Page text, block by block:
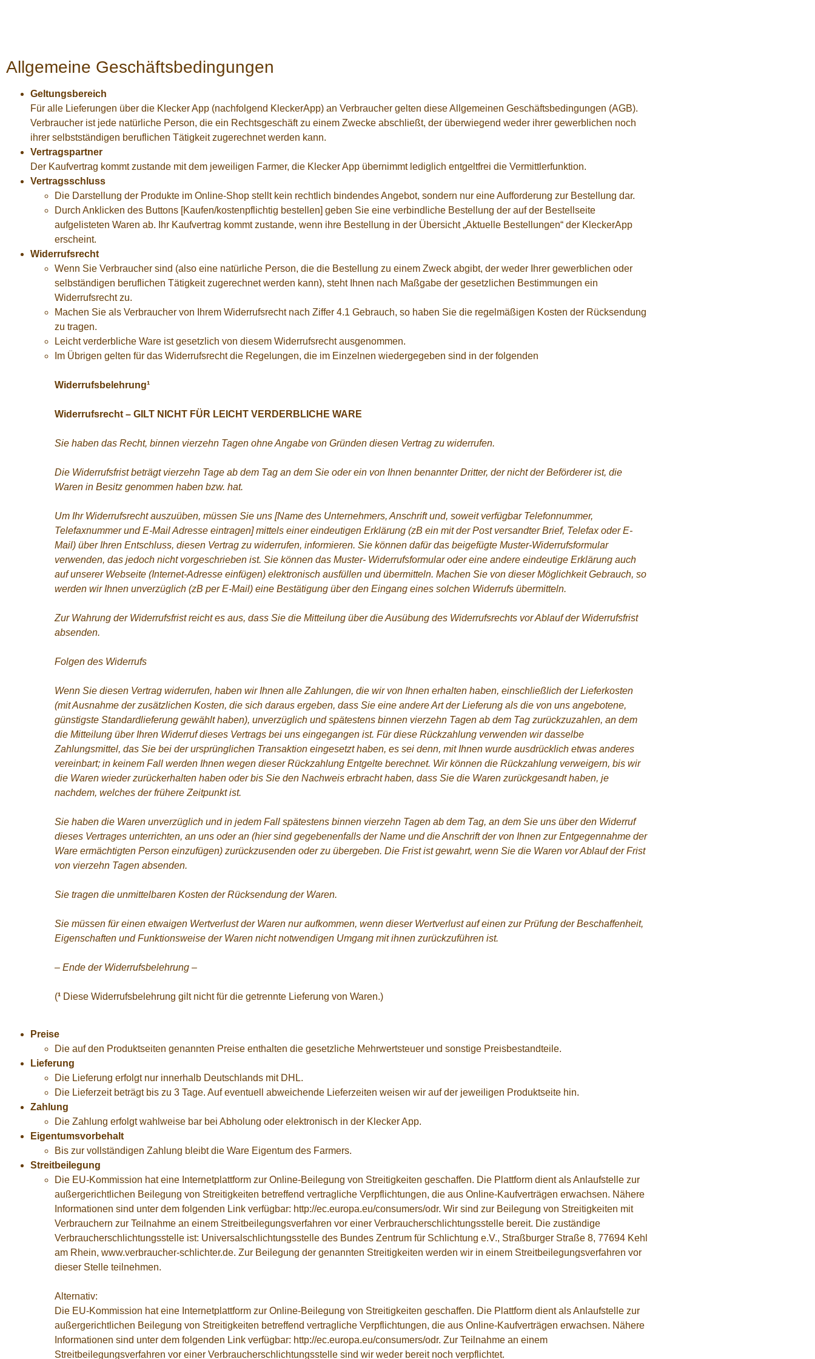
Allgemeine Geschäftsbedingungen
Geltungsbereich
Für alle Lieferungen über die Klecker App (nachfolgend KleckerApp) an Verbraucher gelten diese Allgemeinen Geschäftsbedingungen (AGB).
Verbraucher ist jede natürliche Person, die ein Rechtsgeschäft zu einem Zwecke abschließt, der überwiegend weder ihrer gewerblichen noch
ihrer selbstständigen beruflichen Tätigkeit zugerechnet werden kann.
Vertragspartner
Der Kaufvertrag kommt zustande mit dem jeweiligen Farmer, die Klecker App übernimmt lediglich entgeltfrei die Vermittlerfunktion.
Vertragsschluss
Die Darstellung der Produkte im Online-Shop stellt kein rechtlich bindendes Angebot, sondern nur eine Aufforderung zur Bestellung dar.
Durch Anklicken des Buttons [Kaufen/kostenpflichtig bestellen] geben Sie eine verbindliche Bestellung der auf der Bestellseite
aufgelisteten Waren ab. Ihr Kaufvertrag kommt zustande, wenn ihre Bestellung in der Übersicht „Aktuelle Bestellungen“ der KleckerApp
erscheint.
Widerrufsrecht
Wenn Sie Verbraucher sind (also eine natürliche Person, die die Bestellung zu einem Zweck abgibt, der weder Ihrer gewerblichen oder
selbständigen beruflichen Tätigkeit zugerechnet werden kann), steht Ihnen nach Maßgabe der gesetzlichen Bestimmungen ein
Widerrufsrecht zu.
Machen Sie als Verbraucher von Ihrem Widerrufsrecht nach Ziffer 4.1 Gebrauch, so haben Sie die regelmäßigen Kosten der Rücksendung
zu tragen.
Leicht verderbliche Ware ist gesetzlich von diesem Widerrufsrecht ausgenommen.
Im Übrigen gelten für das Widerrufsrecht die Regelungen, die im Einzelnen wiedergegeben sind in der folgenden
Widerrufsbelehrung¹
Widerrufsrecht – GILT NICHT FÜR LEICHT VERDERBLICHE WARE
Sie haben das Recht, binnen vierzehn Tagen ohne Angabe von Gründen diesen Vertrag zu widerrufen.
Die Widerrufsfrist beträgt vierzehn Tage ab dem Tag an dem Sie oder ein von Ihnen benannter Dritter, der nicht der Beförderer ist, die
Waren in Besitz genommen haben bzw. hat.
Um Ihr Widerrufsrecht auszuüben, müssen Sie uns [Name des Unternehmers, Anschrift und, soweit verfügbar Telefonnummer,
Telefaxnummer und E-Mail Adresse eintragen] mittels einer eindeutigen Erklärung (zB ein mit der Post versandter Brief, Telefax oder E-
Mail) über Ihren Entschluss, diesen Vertrag zu widerrufen, informieren. Sie können dafür das beigefügte Muster-Widerrufsformular
verwenden, das jedoch nicht vorgeschrieben ist. Sie können das Muster- Widerrufsformular oder eine andere eindeutige Erklärung auch
auf unserer Webseite (Internet-Adresse einfügen) elektronisch ausfüllen und übermitteln. Machen Sie von dieser Möglichkeit Gebrauch, so
werden wir Ihnen unverzüglich (zB per E-Mail) eine Bestätigung über den Eingang eines solchen Widerrufs übermitteln.
Zur Wahrung der Widerrufsfrist reicht es aus, dass Sie die Mitteilung über die Ausübung des Widerrufsrechts vor Ablauf der Widerrufsfrist
absenden.
Folgen des Widerrufs
Wenn Sie diesen Vertrag widerrufen, haben wir Ihnen alle Zahlungen, die wir von Ihnen erhalten haben, einschließlich der Lieferkosten
(mit Ausnahme der zusätzlichen Kosten, die sich daraus ergeben, dass Sie eine andere Art der Lieferung als die von uns angebotene,
günstigste Standardlieferung gewählt haben), unverzüglich und spätestens binnen vierzehn Tagen ab dem Tag zurückzuzahlen, an dem
die Mitteilung über Ihren Widerruf dieses Vertrags bei uns eingegangen ist. Für diese Rückzahlung verwenden wir dasselbe
Zahlungsmittel, das Sie bei der ursprünglichen Transaktion eingesetzt haben, es sei denn, mit Ihnen wurde ausdrücklich etwas anderes
vereinbart; in keinem Fall werden Ihnen wegen dieser Rückzahlung Entgelte berechnet. Wir können die Rückzahlung verweigern, bis wir
die Waren wieder zurückerhalten haben oder bis Sie den Nachweis erbracht haben, dass Sie die Waren zurückgesandt haben, je
nachdem, welches der frühere Zeitpunkt ist.
Sie haben die Waren unverzüglich und in jedem Fall spätestens binnen vierzehn Tagen ab dem Tag, an dem Sie uns über den Widerruf
dieses Vertrages unterrichten, an uns oder an (hier sind gegebenenfalls der Name und die Anschrift der von Ihnen zur Entgegennahme der
Ware ermächtigten Person einzufügen) zurückzusenden oder zu übergeben. Die Frist ist gewahrt, wenn Sie die Waren vor Ablauf der Frist
von vierzehn Tagen absenden.
Sie tragen die unmittelbaren Kosten der Rücksendung der Waren.
Sie müssen für einen etwaigen Wertverlust der Waren nur aufkommen, wenn dieser Wertverlust auf einen zur Prüfung der Beschaffenheit,
Eigenschaften und Funktionsweise der Waren nicht notwendigen Umgang mit ihnen zurückzuführen ist.
– Ende der Widerrufsbelehrung –
(¹ Diese Widerrufsbelehrung gilt nicht für die getrennte Lieferung von Waren.)
Preise
Die auf den Produktseiten genannten Preise enthalten die gesetzliche Mehrwertsteuer und sonstige Preisbestandteile.
Lieferung
Die Lieferung erfolgt nur innerhalb Deutschlands mit DHL.
Die Lieferzeit beträgt bis zu 3 Tage. Auf eventuell abweichende Lieferzeiten weisen wir auf der jeweiligen Produktseite hin.
Zahlung
Die Zahlung erfolgt wahlweise bar bei Abholung oder elektronisch in der Klecker App.
Eigentumsvorbehalt
Bis zur vollständigen Zahlung bleibt die Ware Eigentum des Farmers.
Streitbeilegung
Die EU-Kommission hat eine Internetplattform zur Online-Beilegung von Streitigkeiten geschaffen. Die Plattform dient als Anlaufstelle zur
außergerichtlichen Beilegung von Streitigkeiten betreffend vertragliche Verpflichtungen, die aus Online-Kaufverträgen erwachsen. Nähere
Informationen sind unter dem folgenden Link verfügbar: http://ec.europa.eu/consumers/odr. Wir sind zur Beilegung von Streitigkeiten mit
Verbrauchern zur Teilnahme an einem Streitbeilegungsverfahren vor einer Verbraucherschlichtungsstelle bereit. Die zuständige
Verbraucherschlichtungsstelle ist: Universalschlichtungsstelle des Bundes Zentrum für Schlichtung e.V., Straßburger Straße 8, 77694 Kehl
am Rhein, www.verbraucher-schlichter.de. Zur Beilegung der genannten Streitigkeiten werden wir in einem Streitbeilegungsverfahren vor
dieser Stelle teilnehmen.
Alternativ:
Die EU-Kommission hat eine Internetplattform zur Online-Beilegung von Streitigkeiten geschaffen. Die Plattform dient als Anlaufstelle zur
außergerichtlichen Beilegung von Streitigkeiten betreffend vertragliche Verpflichtungen, die aus Online-Kaufverträgen erwachsen. Nähere
Informationen sind unter dem folgenden Link verfügbar: http://ec.europa.eu/consumers/odr. Zur Teilnahme an einem
Streitbeilegungsverfahren vor einer Verbraucherschlichtungsstelle sind wir weder bereit noch verpflichtet.